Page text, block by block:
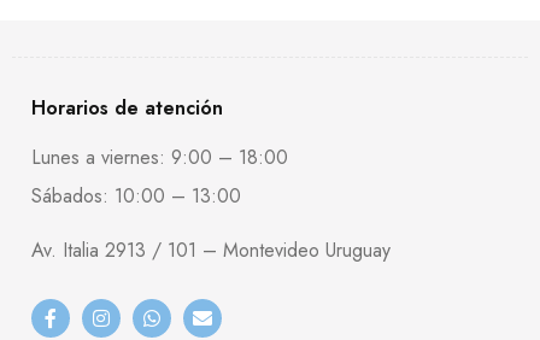
Horarios de atención
Lunes a viernes: 9:00 – 18:00
Sábados: 10:00 – 13:00
Av. Italia 2913 / 101 – Montevideo Uruguay